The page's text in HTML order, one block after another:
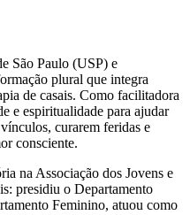
São Paulo (USP) e
plural que integra
de casais. Como facilitadora
e espiritualidade para ajudar
curarem feridas e
consciente.
na Associação dos Jovens e
presidiu o Departamento
Feminino, atuou como